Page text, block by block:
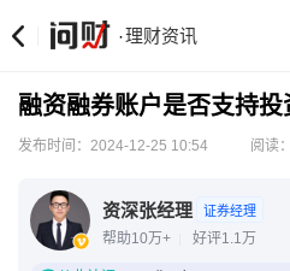
·理财资讯
融资融券账户是否支持投
发布时间：2024-12-25 10:54 阅读
资深张经理 证券经理
帮助10万+ 好评1.1万